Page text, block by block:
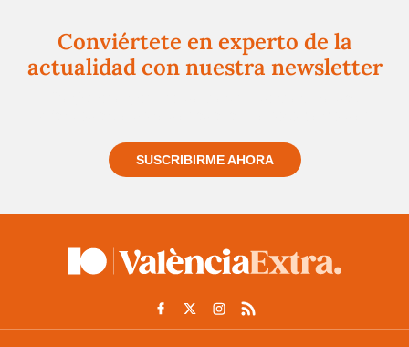
Conviértete en experto de la
actualidad con nuestra newsletter
SUSCRIBIRME AHORA